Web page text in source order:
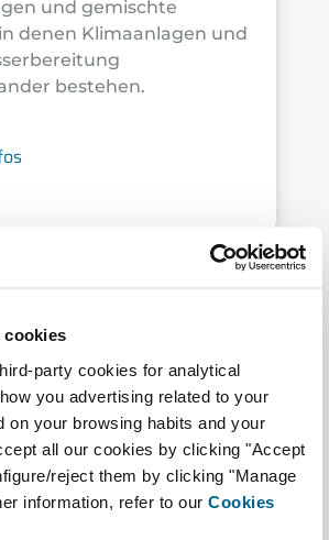
cookies
party cookies for analytical
you advertising related to your
on your browsing habits and your
all our cookies by clicking "Accept
reject them by clicking "Manage
information, refer to our Cookies
und gemischte
denen Klimaanlagen und
bestehen.